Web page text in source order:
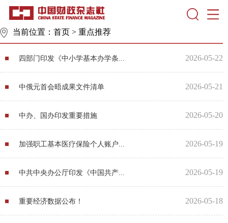
当前位置： 首页 > 重点推荐
四部门印发《中小学基本办学条... 2026-05-22
中俄元首会晤成果文件清单 2026-05-21
中办、国办印发重要措施 2026-05-20
加强职工基本医疗保险个人账户... 2026-05-19
中共中央办公厅印发《中国共产... 2026-05-19
重要经济数据公布！ 2026-05-18